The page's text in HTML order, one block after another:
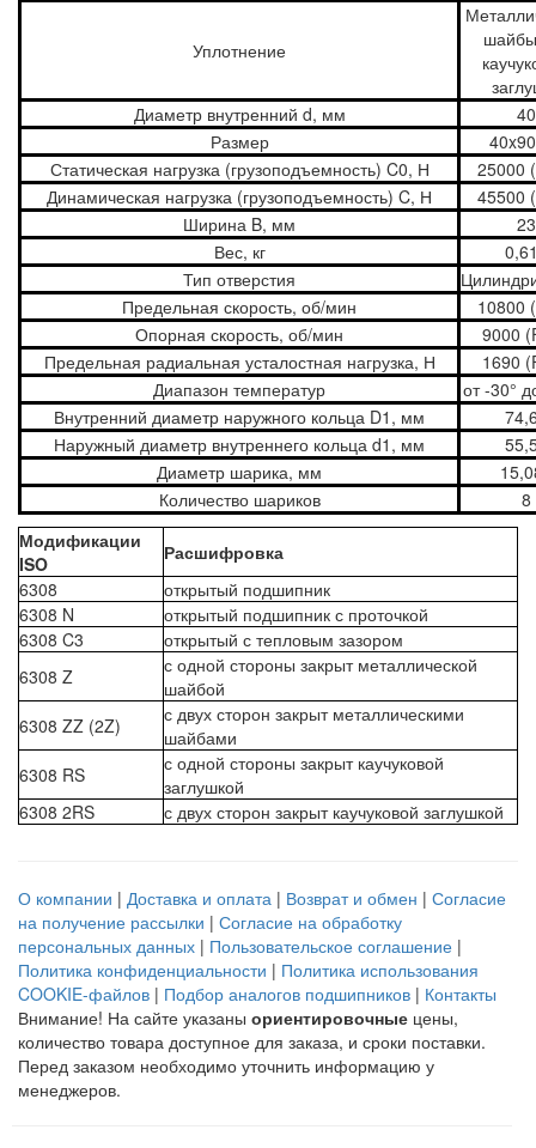
Уплотнение
Диаметр внутренний d, мм
40
Размер
Статическая нагрузка (грузоподъемность) C0, Н
25000
Динамическая нагрузка (грузоподъемность) C, Н
45500
Ширина B, мм
23
Вес, кг
Тип отверстия
Предельная скорость, об/мин
10800
Опорная скорость, об/мин
9000
Предельная радиальная усталостная нагрузка, Н
1690
Диапазон температур
от -30°
Внутренний диаметр наружного кольца D1, мм
Наружный диаметр внутреннего кольца d1, мм
Диаметр шарика, мм
Количество шариков
8
Модификации
ISO
Расшифровка
6308
открытый подшипник
6308 N
открытый подшипник с проточкой
6308 C3
открытый с тепловым зазором
6308 Z
с одной стороны закрыт металлической
шайбой
6308 ZZ (2Z)
с двух сторон закрыт металлическими
шайбами
6308 RS
с одной стороны закрыт каучуковой
заглушкой
6308 2RS
с двух сторон закрыт каучуковой заглушкой
О компании | Доставка и оплата | Возврат и обмен | Согласие
на получение рассылки | Согласие на обработку
персональных данных | Пользовательское соглашение |
Политика конфиденциальности | Политика использования
COOKIE-файлов | Подбор аналогов подшипников | Контакты
Внимание! На сайте указаны ориентировочные цены,
количество товара доступное для заказа, и сроки поставки.
Перед заказом необходимо уточнить информацию у
менеджеров.